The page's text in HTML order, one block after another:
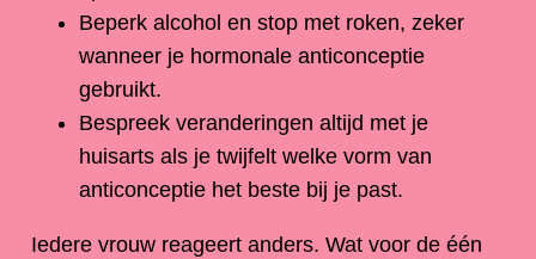
Beperk alcohol en stop met roken, zeker
wanneer je hormonale anticonceptie
gebruikt.
Bespreek veranderingen altijd met je
huisarts als je twijfelt welke vorm van
anticonceptie het beste bij je past.
Iedere vrouw reageert anders. Wat voor de één